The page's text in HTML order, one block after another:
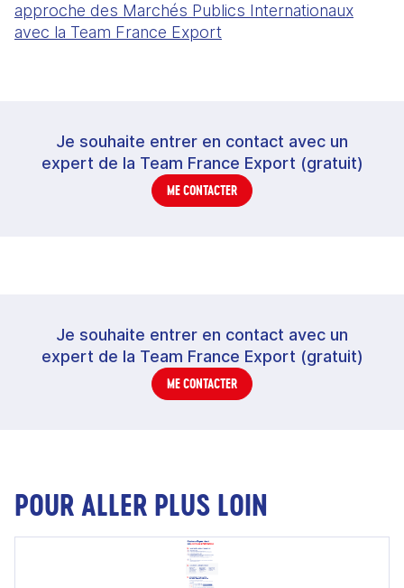
approche des Marchés Publics Internationaux
avec la Team France Export
Je souhaite entrer en contact avec un
expert de la Team France Export (gratuit)
ME CONTACTER
Je souhaite entrer en contact avec un
expert de la Team France Export (gratuit)
ME CONTACTER
POUR ALLER PLUS LOIN